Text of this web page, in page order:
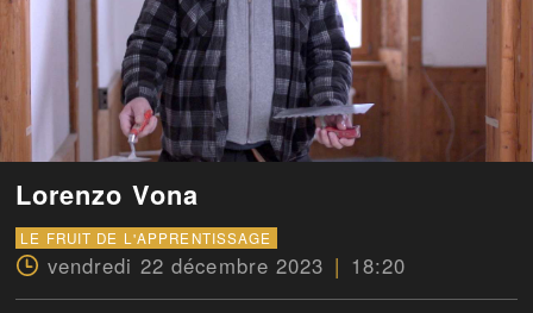
Lorenzo Vona
LE FRUIT DE L'APPRENTISSAGE
vendredi 22 décembre 2023 18:20